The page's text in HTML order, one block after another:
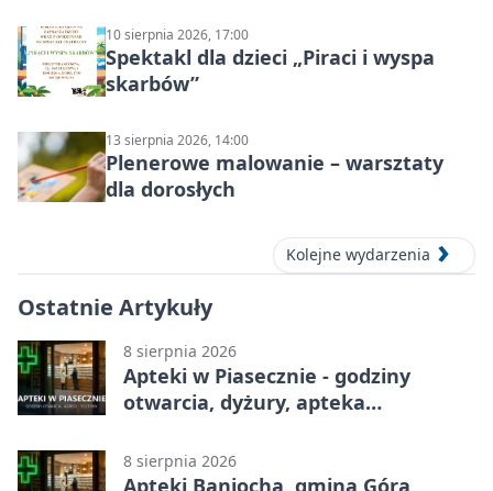
10 sierpnia 2026, 17:00
Spektakl dla dzieci „Piraci i wyspa
skarbów”
13 sierpnia 2026, 14:00
Plenerowe malowanie – warsztaty
dla dorosłych
Kolejne wydarzenia
Ostatnie Artykuły
8 sierpnia 2026
Apteki w Piasecznie - godziny
otwarcia, dyżury, apteka
8 sierpnia 2026
Apteki Baniocha, gmina Góra